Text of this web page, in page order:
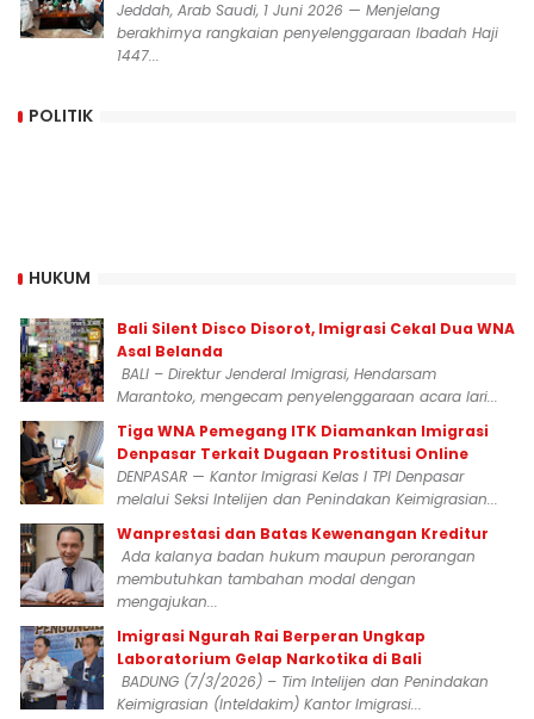
Jeddah, Arab Saudi, 1 Juni 2026 — Menjelang
berakhirnya rangkaian penyelenggaraan Ibadah Haji
1447...
POLITIK
HUKUM
Bali Silent Disco Disorot, Imigrasi Cekal Dua WNA
Asal Belanda
BALI – Direktur Jenderal Imigrasi, Hendarsam
Marantoko, mengecam penyelenggaraan acara lari...
Tiga WNA Pemegang ITK Diamankan Imigrasi
Denpasar Terkait Dugaan Prostitusi Online
DENPASAR — Kantor Imigrasi Kelas I TPI Denpasar
melalui Seksi Intelijen dan Penindakan Keimigrasian...
Wanprestasi dan Batas Kewenangan Kreditur
Ada kalanya badan hukum maupun perorangan
membutuhkan tambahan modal dengan
mengajukan...
Imigrasi Ngurah Rai Berperan Ungkap
Laboratorium Gelap Narkotika di Bali
BADUNG (7/3/2026) – Tim Intelijen dan Penindakan
Keimigrasian (Inteldakim) Kantor Imigrasi...